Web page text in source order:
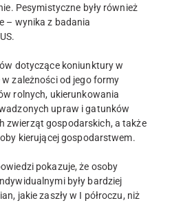
Pesymistyczne były również
– wynika z badania
dotyczące koniunktury w
zależności od jego formy
rolnych, ukierunkowania
upraw i gatunków
zwierząt gospodarskich, a także
kierującej gospodarstwem.
pokazuje, że osoby
były bardziej
jakie zaszły w I półroczu, niż